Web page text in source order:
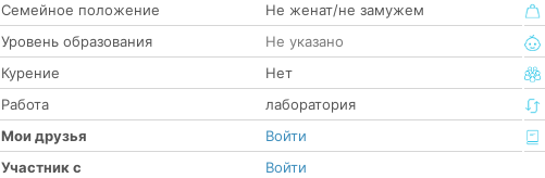
Семейное положение
Не женат/не замужем
Уровень образования
Не указано
Курение
Нет
Работа
лаборатория
Мои друзья
Войти
Участник с
Войти